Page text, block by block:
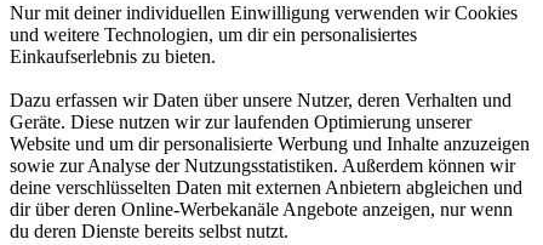
Nur mit deiner individuellen Einwilligung verwenden wir Cookies
und weitere Technologien, um dir ein personalisiertes
Einkaufserlebnis zu bieten.
Dazu erfassen wir Daten über unsere Nutzer, deren Verhalten und
Geräte. Diese nutzen wir zur laufenden Optimierung unserer
Website und um dir personalisierte Werbung und Inhalte anzuzeigen
sowie zur Analyse der Nutzungsstatistiken. Außerdem können wir
deine verschlüsselten Daten mit externen Anbietern abgleichen und
dir über deren Online-Werbekanäle Angebote anzeigen, nur wenn
du deren Dienste bereits selbst nutzt.